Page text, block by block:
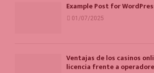
Example Post for
01/07/2025
Ventajas de los casinos
licencia frente a